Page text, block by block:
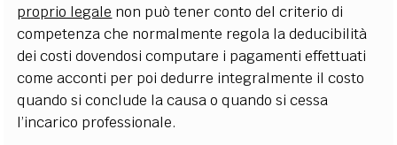
proprio legale non può tener conto del criterio di
competenza che normalmente regola la deducibilità
dei costi dovendosi computare i pagamenti effettuati
come acconti per poi dedurre integralmente il costo
quando si conclude la causa o quando si cessa
l’incarico professionale.